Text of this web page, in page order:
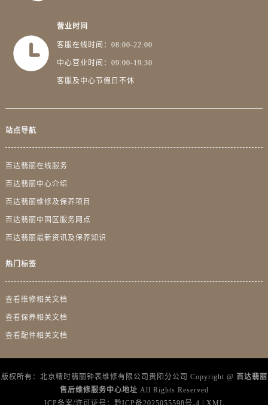
广东省湛江市赤坎区观海北路百达翡丽售后服务中心（需提前预约）
海南省儋州市儋州市那大镇兰洋北路百达翡丽售后服务中心（需提前预约）
海南省东方市八所镇解放西路百达翡丽售后服务中心（需提前预约）
营业时间
客服在线时间：08:00-22:00
中心营业时间：09:00-19:30
客服及中心节假日不休
站点导航
百达翡丽在线服务
百达翡丽中心介绍
百达翡丽维修及保养项目
百达翡丽中国区服务网点
百达翡丽最新资讯及保养知识
热门标签
查看维修相关文档
查看保养相关文档
查看配件相关文档
版权所有：北京精时翡丽钟表维修有限公司贵阳分公司 Copyright @ 百达翡丽
售后维修服务中心地址 All Rights Reserved